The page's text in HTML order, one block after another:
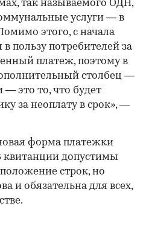
так называемого ОДН,
услуги — в
этого, с начала
пользу потребителей за
платеж, поэтому в
столбец —
это то, что будет
за неоплату в срок», —
форма платежки
квитанции допустимы
строк, но
и обязательна для всех,